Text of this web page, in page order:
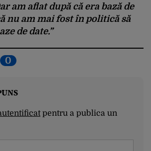
am aflat după că era bază de
nu am mai fost în politică să
de date.”
0
pentru a publica un